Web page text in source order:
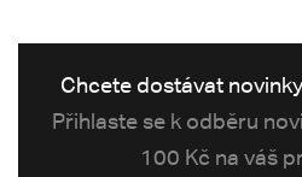
Chcete dostávat
Přihlaste se k odběru
100 Kč na váš